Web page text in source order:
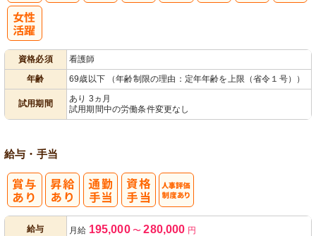
資格必須
看護師
年齢
69歳以下 （年齢制限の理由：定年年齢を上限（省令１号））
試用期間
あり 3ヵ月
試用期間中の労働条件変更なし
給与・手当
給与 月給 195,000 〜 280,000 円